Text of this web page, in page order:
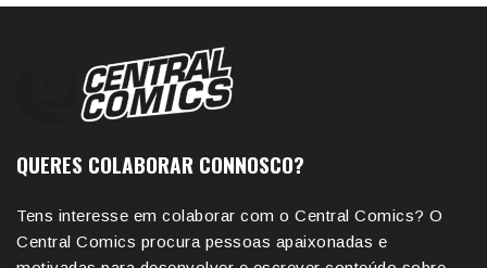
QUERES COLABORAR CONNOSCO?
Tens interesse em colaborar com o Central Comics? O
Central Comics procura pessoas apaixonadas e